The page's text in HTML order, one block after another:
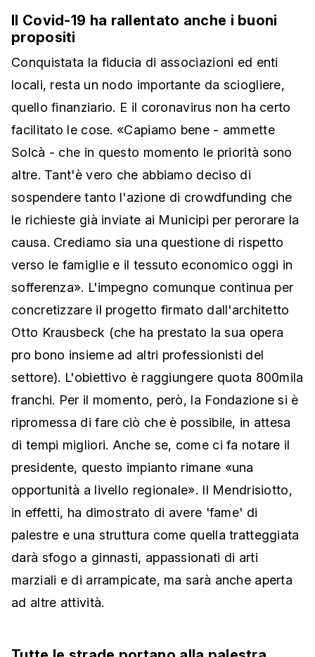
Il Covid-19 ha rallentato anche i buoni
propositi
Conquistata la fiducia di associazioni ed enti
locali, resta un nodo importante da sciogliere,
quello finanziario. E il coronavirus non ha certo
facilitato le cose. «Capiamo bene - ammette
Solcà - che in questo momento le priorità sono
altre. Tant'è vero che abbiamo deciso di
sospendere tanto l'azione di crowdfunding che
le richieste già inviate ai Municipi per perorare la
causa. Crediamo sia una questione di rispetto
verso le famiglie e il tessuto economico oggi in
sofferenza». L'impegno comunque continua per
concretizzare il progetto firmato dall'architetto
Otto Krausbeck (che ha prestato la sua opera
pro bono insieme ad altri professionisti del
settore). L'obiettivo è raggiungere quota 800mila
franchi. Per il momento, però, la Fondazione si è
ripromessa di fare ciò che è possibile, in attesa
di tempi migliori. Anche se, come ci fa notare il
presidente, questo impianto rimane «una
opportunità a livello regionale». Il Mendrisiotto,
in effetti, ha dimostrato di avere 'fame' di
palestre e una struttura come quella tratteggiata
darà sfogo a ginnasti, appassionati di arti
marziali e di arrampicate, ma sarà anche aperta
ad altre attività.